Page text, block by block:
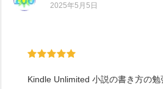
2025年5月5日
Kindle Unlimited 小説の書き方の